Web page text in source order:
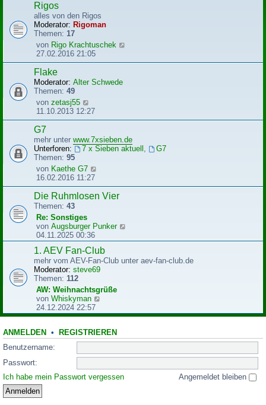
r
Rigos
alles von den Rigos
Moderator: Rigoman
Themen: 17
von Rigo Krachtuschek
u
t
r
27.02.2016 21:05
Flake
Moderator: Alter Schwede
Themen: 49
von zetasj55
e
u
s
t
B
e
t
g
11.10.2013 12:27
G7
mehr unter www.7xsieben.de
Unterforen:
7 x Sieben aktuell ,
G7
Themen: 95
von Kaethe G7
u
e
e
r
B
e
i
t
r
g
16.02.2016 11:27
Die Ruhmlosen Vier
Themen: 43
Re: Sonstiges
von Augsburger Punker
u
s
i
a
04.11.2025 00:36
1. AEV Fan-Club
mehr vom AEV-Fan-Club unter aev-fan-club.de
Moderator: steve69
Themen: 112
AW: Weihnachtsgrüße
von Whiskyman
u
s
t
e
r
B
e
24.12.2024 22:57
ANMELDEN • REGISTRIEREN
Benutzername:
Passwort:
Ich habe mein Passwort vergessen
Angemeldet bleiben